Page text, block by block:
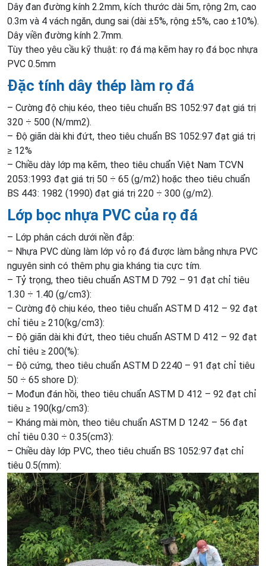
Dây đan đường kính 2.2mm, kích thước dài 5m, rộng 2m, cao
0.3m và 4 vách ngăn, dung sai (dài ±5%, rộng ±5%, cao ±10%).
Dây viền đường kính 2.7mm.
Tùy theo yêu cầu kỹ thuật: rọ đá mạ kẽm hay rọ đá bọc nhựa
PVC 0.5mm
Đặc tính dây thép làm rọ đá
– Cường độ chịu kéo, theo tiêu chuẩn BS 1052:97 đạt giá trị
320 ÷ 500 (N/mm2).
– Độ giãn dài khi đứt, theo tiêu chuẩn BS 1052:97 đạt giá trị
≥ 12%
– Chiều dày lớp mạ kẽm, theo tiêu chuẩn Việt Nam TCVN
2053:1993 đạt giá trị 50 ÷ 65 (g/m2) hoặc theo tiêu chuẩn
BS 443: 1982 (1990) đạt giá trị 220 ÷ 300 (g/m2).
Lớp bọc nhựa PVC của rọ đá
– Lớp phân cách dưới nền đắp:
– Nhựa PVC dùng làm lớp vỏ rọ đá được làm bằng nhựa PVC
nguyên sinh có thêm phụ gia kháng tia cực tím.
– Tỷ trọng, theo tiêu chuẩn ASTM D 792 – 91 đạt chỉ tiêu
1.30 ÷ 1.40 (g/cm3):
– Cường độ chịu kéo, theo tiêu chuẩn ASTM D 412 – 92 đạt
chỉ tiêu ≥ 210(kg/cm3):
– Độ giãn dài khi đứt, theo tiêu chuẩn ASTM D 412 – 92 đạt
chỉ tiêu ≥ 200(%):
– Độ cứng, theo tiêu chuẩn ASTM D 2240 – 91 đạt chỉ tiêu
50 ÷ 65 shore D):
– Mođun đán hồi, theo tiêu chuẩn ASTM D 412 – 92 đạt chỉ
tiêu ≥ 190(kg/cm3):
– Kháng mài mòn, theo tiêu chuẩn ASTM D 1242 – 56 đạt
chỉ tiêu 0.30 ÷ 0.35(cm3):
– Chiều dày lớp PVC, theo tiêu chuẩn BS 1052:97 đạt chỉ
tiêu 0.5(mm):